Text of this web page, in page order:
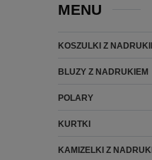
MENU
KOSZULKI Z
BLUZY Z NADRUKIEM
POLARY
KURTKI
KAMIZELKI Z